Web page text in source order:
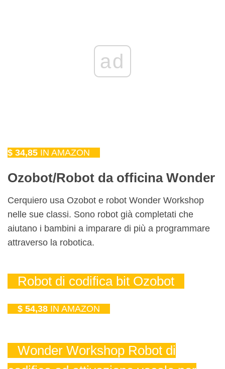
ad
$ 34,85 IN AMAZON
Ozobot/Robot da officina Wonder
Cerquiero usa Ozobot e robot Wonder Workshop
nelle sue classi. Sono robot già completati che
aiutano i bambini a imparare di più a programmare
attraverso la robotica.
Robot di codifica bit Ozobot
$ 54,38 IN AMAZON
Wonder Workshop Robot di